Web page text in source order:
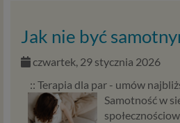
Jak nie być
czwartek, 29 stycznia 2026
:: Terapia dla par - umów
Samotność w